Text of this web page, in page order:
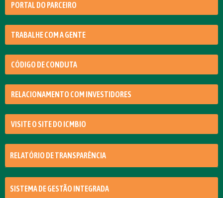
PORTAL DO PARCEIRO
TRABALHE COM A GENTE
CÓDIGO DE CONDUTA
RELACIONAMENTO COM INVESTIDORES
VISITE O SITE DO ICMBIO
RELATÓRIO DE TRANSPARÊNCIA
SISTEMA DE GESTÃO INTEGRADA